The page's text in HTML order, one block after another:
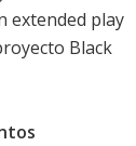
extended play
Black